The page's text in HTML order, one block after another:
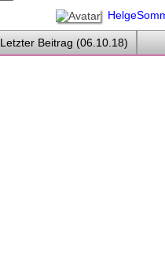
Letzter Beitrag (06.10.18)